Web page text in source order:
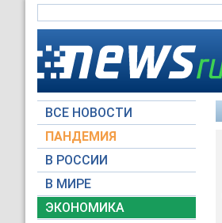
ВСЕ НОВОСТИ
ПАНДЕМИЯ
В РОССИИ
В МИРЕ
ЭКОНОМИКА